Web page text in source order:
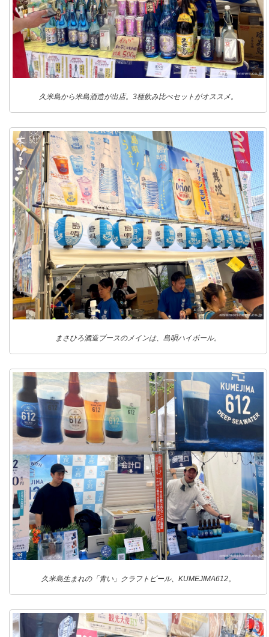
久米島から米島酒造が出店。3種飲み比べセットがオススメ。
まさひろ酒造ブースのメインは、島唄ハイボール。
久米島生まれの「青い」クラフトビール、KUMEJIMA612。